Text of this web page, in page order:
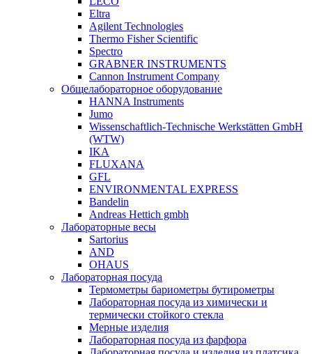
Eltra
Agilent Technologies
Thermo Fisher Scientific
Spectro
GRABNER INSTRUMENTS
Cannon Instrument Company
Общелабораторное оборудование
HANNA Instruments
Jumo
Wissenschaftlich-Technische Werkstätten GmbH
(WTW)
IKA
FLUXANA
GFL
ENVIRONMENTAL EXPRESS
Bandelin
Andreas Hettich gmbh
Лабораторные весы
Sartorius
AND
OHAUS
Лабораторная посуда
Термометры бариометры бутирометры
Лабораторная посуда из химически и
термически стойкого стекла
Мерные изделия
Лабораторная посуда из фарфора